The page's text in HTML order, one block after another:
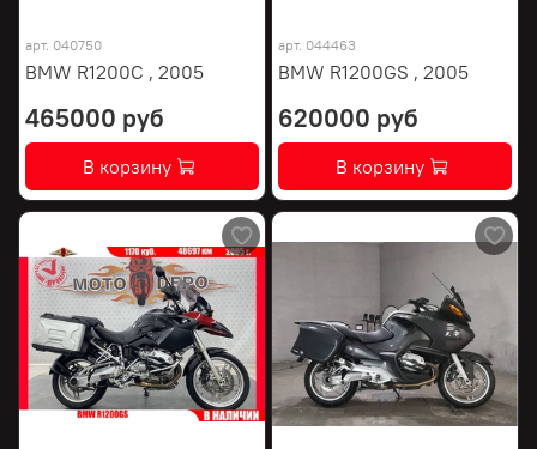
арт. 040750
BMW R1200C , 2005
465000 руб
В корзину
арт. 044463
BMW R1200GS , 2005
620000 руб
В корзину